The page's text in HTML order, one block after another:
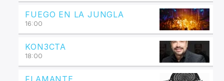
FUEGO EN LA JUNGLA
16:00
KON3CTA
18:00